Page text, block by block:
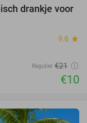
52%
drankje voor
9.6 star
Regulier €21
€10